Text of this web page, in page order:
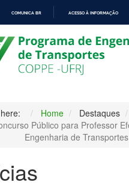
PARA
O
CONTEÚDO
COMUNICA BR ACESSO À INFORMAÇÃO
Home Destaques
Público para Professor
Engenharia de Transportes